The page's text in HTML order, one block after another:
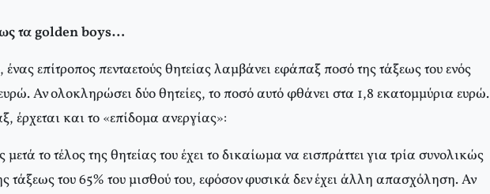
τα golden boys…
επίτροπος πενταετούς θητείας λαμβάνει εφάπαξ ποσό της τάξεως του ενός
Αν ολοκληρώσει δύο θητείες, το ποσό αυτό φθάνει στα 1,8 εκατομμύρια ευρώ.
έρχεται και το «επίδομα ανεργίας»:
μετά το τέλος της θητείας του έχει το δικαίωμα να εισπράττει για τρία συνολικώς
τάξεως του 65% του μισθού του, εφόσον φυσικά δεν έχει άλλη απασχόληση. Αν